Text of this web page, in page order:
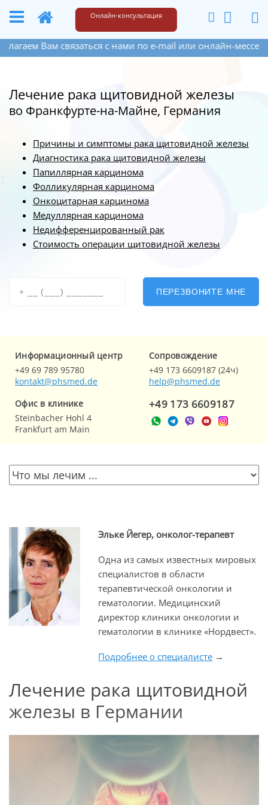
+49 173 6609187 Написать
Онлайн-консультация
Вам связаться с нами по e-mail или онлайн-
Лечение рака щитовидной железы
во Франкфурте-на-Майне, Германия
Причины и симптомы рака щитовидной железы
Диагностика рака щитовидной железы
Папиллярная карцинома
Фолликулярная карцинома
Онкоцитарная карцинома
Медуллярная карцинома
Недифференцированный рак
Стоимость операции щитовидной железы
ПЕРЕЗВОНИТЕ МНЕ
Информационный центр
+49 69 789 95780
kontakt@phsmed.de
Cопровождение
+49 173 6609187 (24ч)
help@phsmed.de
Офис в клинике
Steinbacher Hohl 4
Frankfurt am Main
+49 173 6609187
Эльке Йегер, онколог-терапевт
Одна из самых известных мировых
специалистов в области
терапевтической онкологии и
гематологии. Медицинский
директор клиники онкологии и
гематологии в клинике «Нордвест».
Подробнее о специалисте →
Лечение рака щитовидной
железы в Германии